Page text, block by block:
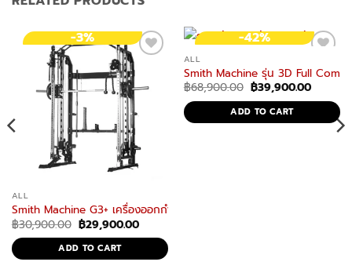
-3%
ALL
Smith Machine G3+ เครื่องออกกำลังกายสมิทแมชชีน อุปกรณ์ออกกำลังก
฿30,900.00 Original
price
was:
฿30,900.00.
฿29,900.00Current
price
฿29,900.00.
ADD TO CART
-42%
ALL
Smith Machine รุ่น 3D Full
฿68,900.00 Original
price
was:
฿68,900.00.
฿39,900.00Current
price
฿
ADD TO CART
สมิทแมชชีน
ลังกายมัลติฟังก์ชัน ครบทุกการฝึก